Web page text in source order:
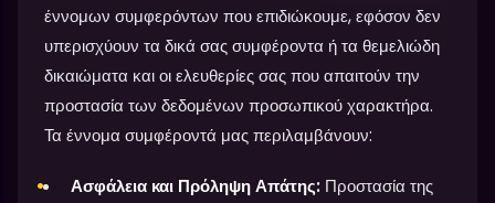
έννομων συμφερόντων που επιδιώκουμε, εφόσον δεν
υπερισχύουν τα δικά σας συμφέροντα ή τα θεμελιώδη
δικαιώματα και οι ελευθερίες σας που απαιτούν την
προστασία των δεδομένων προσωπικού χαρακτήρα.
Τα έννομα συμφέροντά μας περιλαμβάνουν:
Ασφάλεια και Πρόληψη Απάτης: Προστασία της